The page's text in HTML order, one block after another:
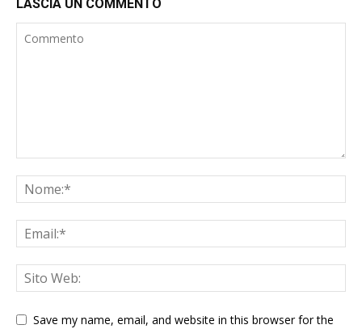
LASCIA UN COMMENTO
Save my name, email, and website in this browser for the